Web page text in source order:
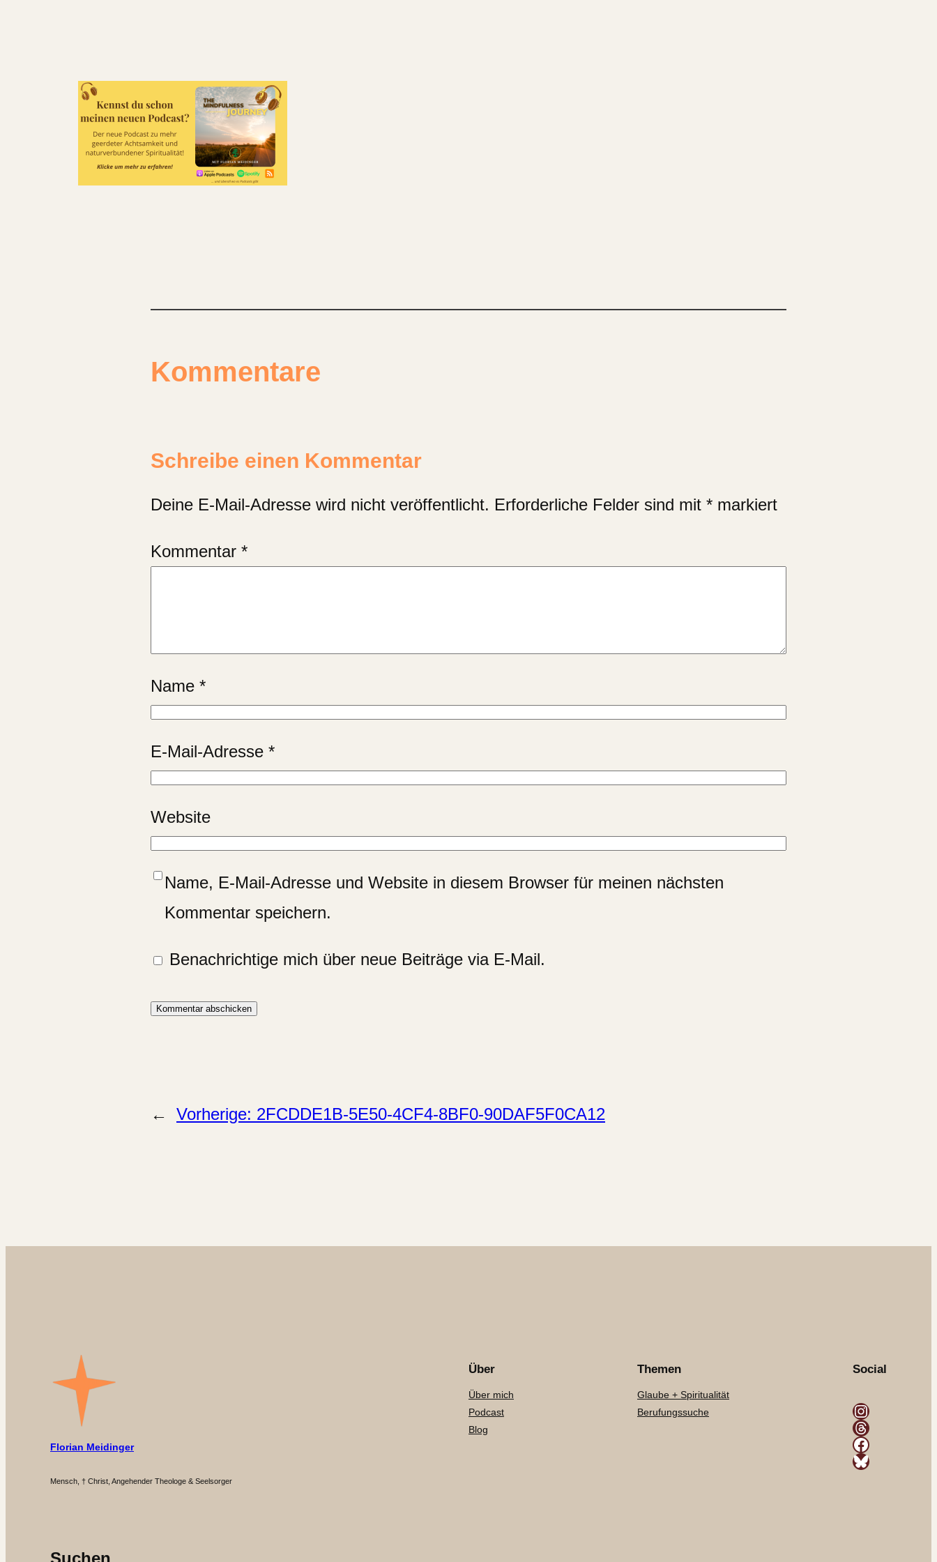
Kommentare
Schreibe einen Kommentar
Deine E-Mail-Adresse wird nicht veröffentlicht. Erforderliche Felder sind mit * markiert
Kommentar *
Name *
E-Mail-Adresse *
Website
Name, E-Mail-Adresse und Website in diesem Browser für meinen nächsten
Kommentar speichern.
Benachrichtige mich über neue Beiträge via E-Mail.
← Vorherige: 2FCDDE1B-5E50-4CF4-8BF0-90DAF5F0CA12
Florian Meidinger
Mensch, † Christ, Angehender Theologe & Seelsorger
Über
Über mich
Podcast
Blog
Themen
Glaube + Spiritualität
Berufungssuche
Social
Instagram
Threads
Facebook
Bluesky